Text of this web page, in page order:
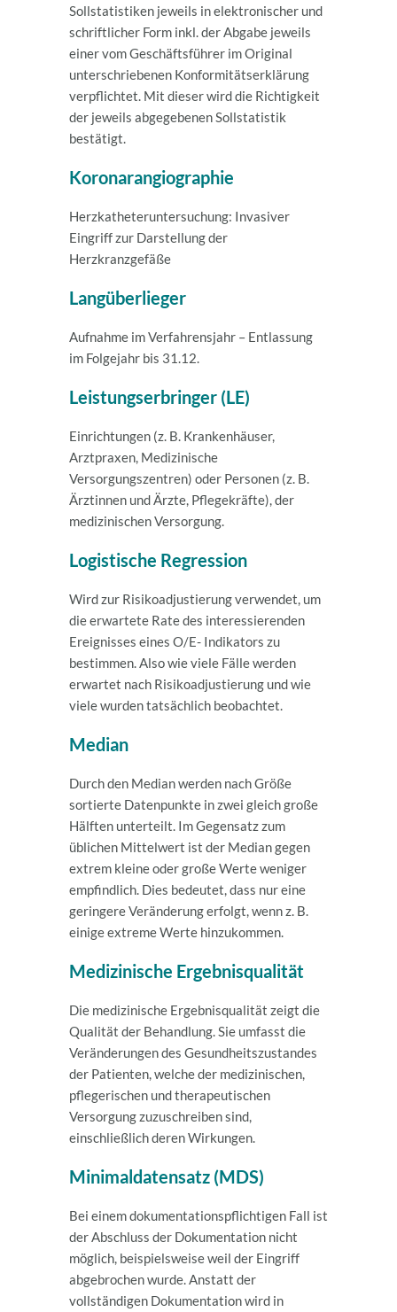
Sollstatistiken jeweils in elektronischer und
schriftlicher Form inkl. der Abgabe jeweils
einer vom Geschäftsführer im Original
unterschriebenen Konformitätserklärung
verpflichtet. Mit dieser wird die Richtigkeit
der jeweils abgegebenen Sollstatistik
bestätigt.
Koronarangiographie
Herzkatheteruntersuchung: Invasiver
Eingriff zur Darstellung der
Herzkranzgefäße
Langüberlieger
Aufnahme im Verfahrensjahr – Entlassung
im Folgejahr bis 31.12.
Leistungserbringer (LE)
Einrichtungen (z. B. Krankenhäuser,
Arztpraxen, Medizinische
Versorgungszentren) oder Personen (z. B.
Ärztinnen und Ärzte, Pflegekräfte), der
medizinischen Versorgung.
Logistische Regression
Wird zur Risikoadjustierung verwendet, um
die erwartete Rate des interessierenden
Ereignisses eines O/E- Indikators zu
bestimmen. Also wie viele Fälle werden
erwartet nach Risikoadjustierung und wie
viele wurden tatsächlich beobachtet.
Median
Durch den Median werden nach Größe
sortierte Datenpunkte in zwei gleich große
Hälften unterteilt. Im Gegensatz zum
üblichen Mittelwert ist der Median gegen
extrem kleine oder große Werte weniger
empfindlich. Dies bedeutet, dass nur eine
geringere Veränderung erfolgt, wenn z. B.
einige extreme Werte hinzukommen.
Medizinische Ergebnisqualität
Die medizinische Ergebnisqualität zeigt die
Qualität der Behandlung. Sie umfasst die
Veränderungen des Gesundheitszustandes
der Patienten, welche der medizinischen,
pflegerischen und therapeutischen
Versorgung zuzuschreiben sind,
einschließlich deren Wirkungen.
Minimaldatensatz (MDS)
Bei einem dokumentationspflichtigen Fall ist
der Abschluss der Dokumentation nicht
möglich, beispielsweise weil der Eingriff
abgebrochen wurde. Anstatt der
vollständigen Dokumentation wird in